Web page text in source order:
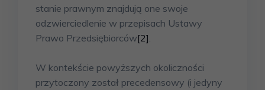
stanie prawnym znajdują one swoje
odzwierciedlenie w przepisach Ustawy
Prawo Przedsiębiorców[2]
W kontekście powyższych okoliczności
przytoczony został precedensowy (i jedyny